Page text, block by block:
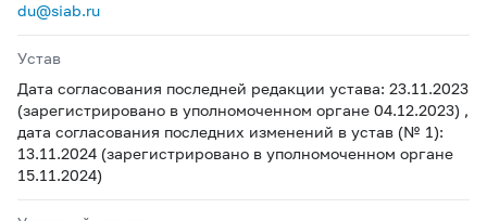
du@siab.ru
Устав
Дата согласования последней редакции устава: 23.11.2023
(зарегистрировано в уполномоченном органе 04.12.2023) ,
дата согласования последних изменений в устав (№ 1):
13.11.2024 (зарегистрировано в уполномоченном органе
15.11.2024)